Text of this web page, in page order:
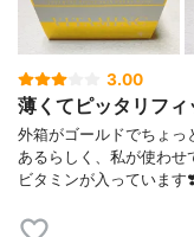
3.00
薄くてピッタリフィ
外箱がゴールドでちょっ
あるらしく、私が使わせ
ビタミンが入っていま